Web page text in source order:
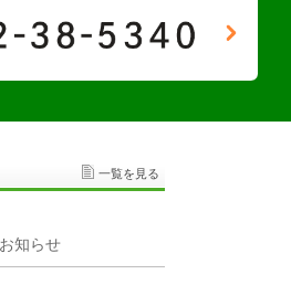
一覧を見る
知らせ